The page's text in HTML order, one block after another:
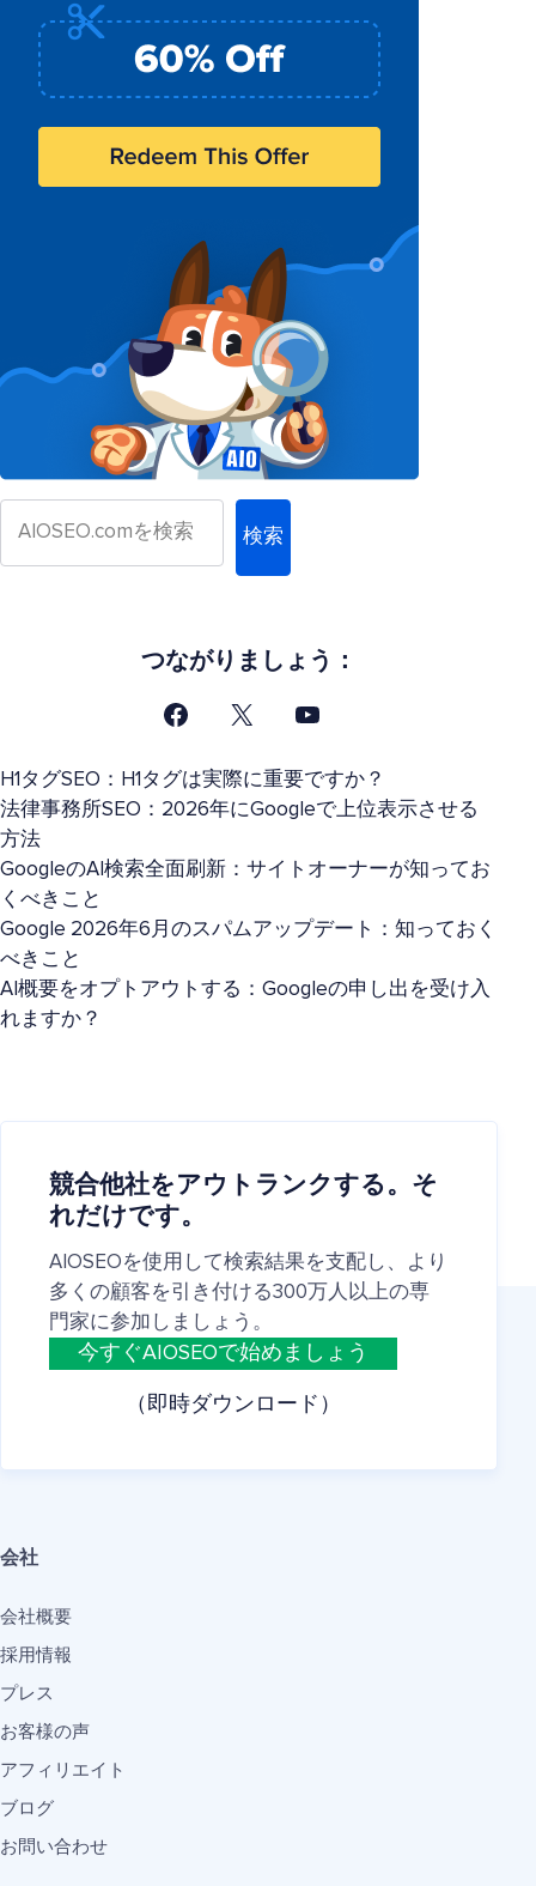
検索
つながりましょう：
H1タグSEO：H1タグは実際に重要ですか？
法律事務所SEO：2026年にGoogleで上位表示させる
方法
GoogleのAI検索全面刷新：サイトオーナーが知ってお
くべきこと
Google 2026年6月のスパムアップデート：知っておく
べきこと
AI概要をオプトアウトする：Googleの申し出を受け入
れますか？
競合他社をアウトランクする。そ
れだけです。
AIOSEOを使用して検索結果を支配し、より
多くの顧客を引き付ける300万人以上の専
門家に参加しましょう。
今すぐAIOSEOで始めましょう
（即時ダウンロード）
会社
会社概要
採用情報
プレス
お客様の声
アフィリエイト
ブログ
お問い合わせ